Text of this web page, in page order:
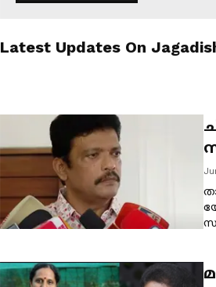
Latest Updates On